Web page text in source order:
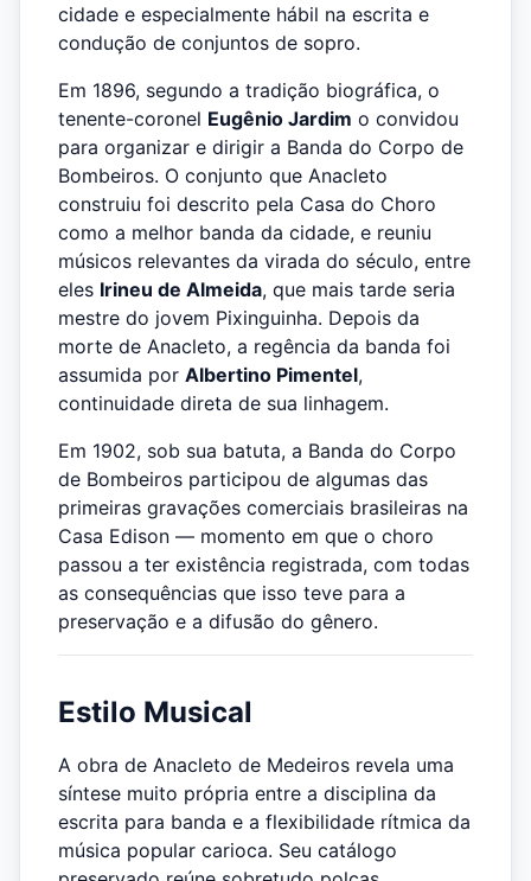
cidade e especialmente hábil na escrita e
condução de conjuntos de sopro.
Em 1896, segundo a tradição biográfica, o
tenente-coronel Eugênio Jardim o convidou
para organizar e dirigir a Banda do Corpo de
Bombeiros. O conjunto que Anacleto
construiu foi descrito pela Casa do Choro
como a melhor banda da cidade, e reuniu
músicos relevantes da virada do século, entre
eles Irineu de Almeida, que mais tarde seria
mestre do jovem Pixinguinha. Depois da
morte de Anacleto, a regência da banda foi
assumida por Albertino Pimentel,
continuidade direta de sua linhagem.
Em 1902, sob sua batuta, a Banda do Corpo
de Bombeiros participou de algumas das
primeiras gravações comerciais brasileiras na
Casa Edison — momento em que o choro
passou a ter existência registrada, com todas
as consequências que isso teve para a
preservação e a difusão do gênero.
Estilo Musical
A obra de Anacleto de Medeiros revela uma
síntese muito própria entre a disciplina da
escrita para banda e a flexibilidade rítmica da
música popular carioca. Seu catálogo